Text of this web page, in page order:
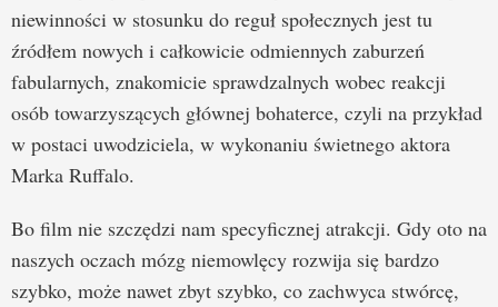
niewinności w stosunku do reguł społecznych jest tu
źródłem nowych i całkowicie odmiennych zaburzeń
fabularnych, znakomicie sprawdzalnych wobec reakcji
osób towarzyszących głównej bohaterce, czyli na przykład
w postaci uwodziciela, w wykonaniu świetnego aktora
Marka Ruffalo.
Bo film nie szczędzi nam specyficznej atrakcji. Gdy oto na
naszych oczach mózg niemowlęcy rozwija się bardzo
szybko, może nawet zbyt szybko, co zachwyca stwórcę,